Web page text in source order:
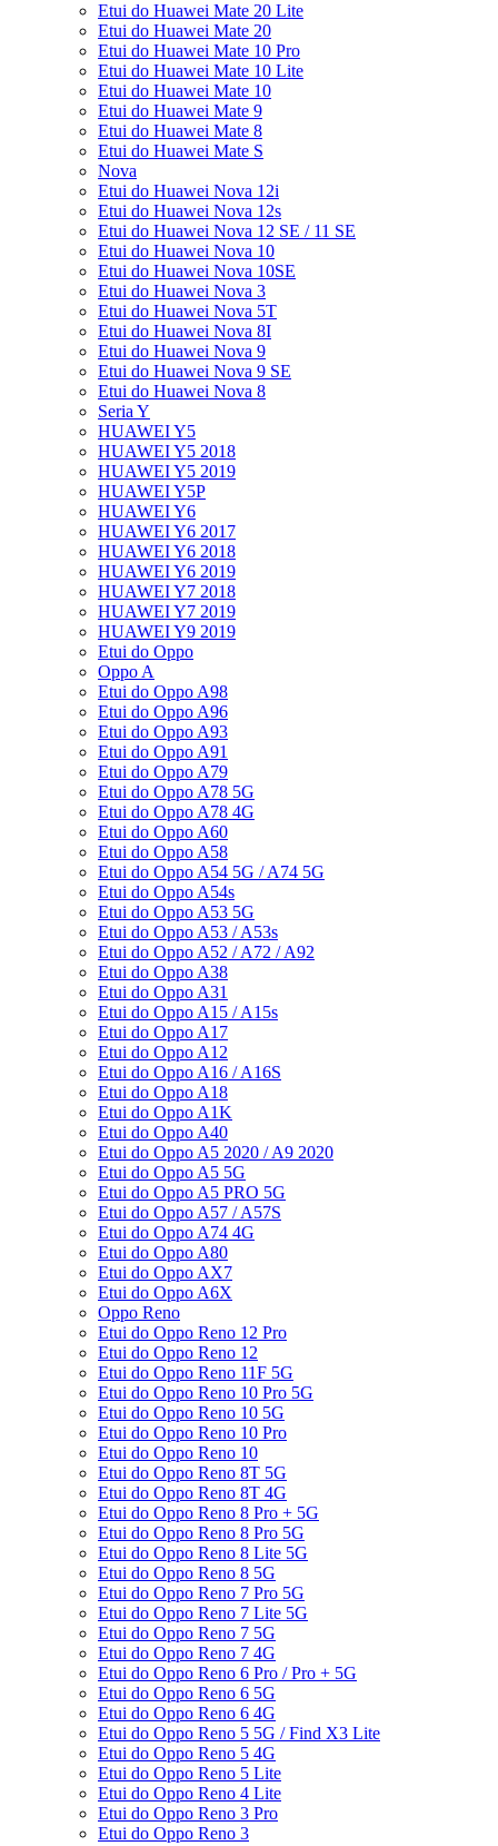
Etui do Huawei Mate 20 Lite
Etui do Huawei Mate 20
Etui do Huawei Mate 10 Pro
Etui do Huawei Mate 10 Lite
Etui do Huawei Mate 10
Etui do Huawei Mate 9
Etui do Huawei Mate 8
Etui do Huawei Mate S
Nova
Etui do Huawei Nova 12i
Etui do Huawei Nova 12s
Etui do Huawei Nova 12 SE / 11 SE
Etui do Huawei Nova 10
Etui do Huawei Nova 10SE
Etui do Huawei Nova 3
Etui do Huawei Nova 5T
Etui do Huawei Nova 8I
Etui do Huawei Nova 9
Etui do Huawei Nova 9 SE
Etui do Huawei Nova 8
Seria Y
HUAWEI Y5
HUAWEI Y5 2018
HUAWEI Y5 2019
HUAWEI Y5P
HUAWEI Y6
HUAWEI Y6 2017
HUAWEI Y6 2018
HUAWEI Y6 2019
HUAWEI Y7 2018
HUAWEI Y7 2019
HUAWEI Y9 2019
Etui do Oppo
Oppo A
Etui do Oppo A98
Etui do Oppo A96
Etui do Oppo A93
Etui do Oppo A91
Etui do Oppo A79
Etui do Oppo A78 5G
Etui do Oppo A78 4G
Etui do Oppo A60
Etui do Oppo A58
Etui do Oppo A54 5G / A74 5G
Etui do Oppo A54s
Etui do Oppo A53 5G
Etui do Oppo A53 / A53s
Etui do Oppo A52 / A72 / A92
Etui do Oppo A38
Etui do Oppo A31
Etui do Oppo A15 / A15s
Etui do Oppo A17
Etui do Oppo A12
Etui do Oppo A16 / A16S
Etui do Oppo A18
Etui do Oppo A1K
Etui do Oppo A40
Etui do Oppo A5 2020 / A9 2020
Etui do Oppo A5 5G
Etui do Oppo A5 PRO 5G
Etui do Oppo A57 / A57S
Etui do Oppo A74 4G
Etui do Oppo A80
Etui do Oppo AX7
Etui do Oppo A6X
Oppo Reno
Etui do Oppo Reno 12 Pro
Etui do Oppo Reno 12
Etui do Oppo Reno 11F 5G
Etui do Oppo Reno 10 Pro 5G
Etui do Oppo Reno 10 5G
Etui do Oppo Reno 10 Pro
Etui do Oppo Reno 10
Etui do Oppo Reno 8T 5G
Etui do Oppo Reno 8T 4G
Etui do Oppo Reno 8 Pro + 5G
Etui do Oppo Reno 8 Pro 5G
Etui do Oppo Reno 8 Lite 5G
Etui do Oppo Reno 8 5G
Etui do Oppo Reno 7 Pro 5G
Etui do Oppo Reno 7 Lite 5G
Etui do Oppo Reno 7 5G
Etui do Oppo Reno 7 4G
Etui do Oppo Reno 6 Pro / Pro + 5G
Etui do Oppo Reno 6 5G
Etui do Oppo Reno 6 4G
Etui do Oppo Reno 5 5G / Find X3 Lite
Etui do Oppo Reno 5 4G
Etui do Oppo Reno 5 Lite
Etui do Oppo Reno 4 Lite
Etui do Oppo Reno 3 Pro
Etui do Oppo Reno 3